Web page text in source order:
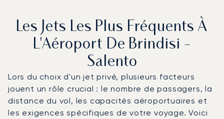
Les Jets Les Plus Fréquents À
L'Aéroport De Brindisi -
Salento
Lors du choix d'un jet privé, plusieurs facteurs
jouent un rôle crucial : le nombre de passagers, la
distance du vol, les capacités aéroportuaires et
les exigences spécifiques de votre voyage. Voici